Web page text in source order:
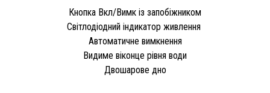
Кнопка Вкл/Вимк із запобіжником
Світлодіодний індикатор живлення
Автоматичне вимкнення
Видиме віконце рівня води
Двошарове дно